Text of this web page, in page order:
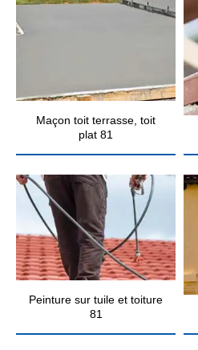
Maçon toit terrasse, toit
plat 81
Peinture sur tuile et toiture
81